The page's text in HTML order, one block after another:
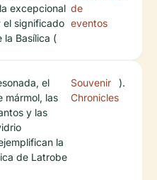
excepcional
el significado
la Basílica (
de
eventos
el
mármol, las
y las
la
de Latrobe
Souvenir
Chronicles
).